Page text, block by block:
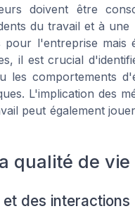
doivent être
du travail et à une
l'entreprise mais
il est crucial
les comportements
L'implication des
peut également
qualité de
des interactions